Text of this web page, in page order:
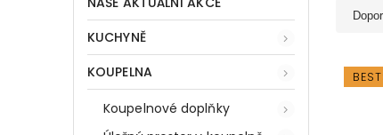
KUCHYNĚ
KOUPELNA
Koupelnové doplňky